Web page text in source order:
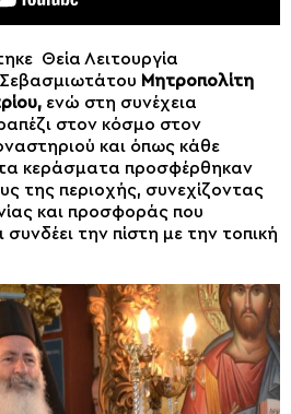
Θεία Λειτουργία
Μητροπολίτη
ενώ στη συνέχεια
στον κόσμο στον
και όπως κάθε
κεράσματα προσφέρθηκαν
της περιοχής, συνεχίζοντας
και προσφοράς που
συνδέει την πίστη με την τοπική